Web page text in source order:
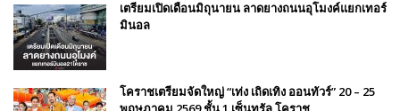
เตรียมเปิดเดือนมิถุนายน ลาดยางถนนอุโมงค์แยกเทอร์
มินอล
โคราชเตรียมจัดใหญ่ “เท่ง เถิดเทิง ออนทัวร์” 20 – 25